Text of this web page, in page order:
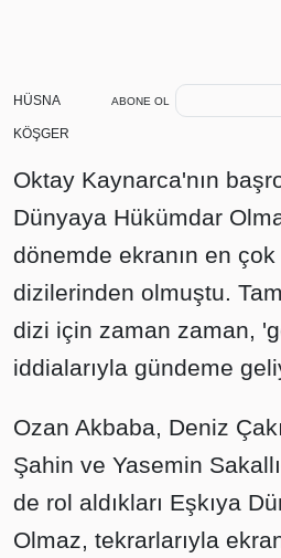
HÜSNA
KÖŞGER
ABONE OL
Oktay Kaynarca'nın
Dünyaya Hükümdar
dönemde ekranın en
dizilerinden olmuştu.
dizi için zaman zaman,
iddialarıyla gündeme
Ozan Akbaba, Deniz
Şahin ve Yasemin
de rol aldıkları Eşkıya
Olmaz, tekrarlarıyla